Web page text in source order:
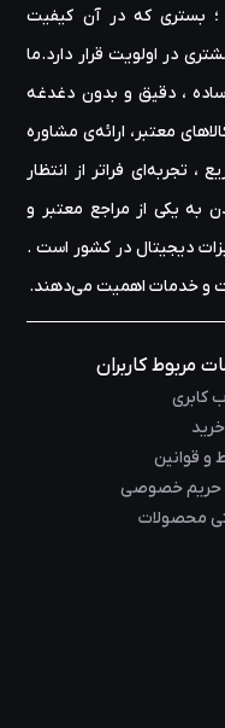
؛ بستری که در آن کیفیت
در اولویت قرار دارد.ما
ساده ، دقیق و بدون دغدغه
معتبر، ارائه‌ی مشاوره‌
تجربه‌ای فراتر از انتظار
به یکی از مراجع معتبر و
دیجیتال در کشور است .
و خدمات اهمیت می‌دهند.
مربوط کاربران
کابری
و قوانین
حریم خصوصی
محصولات